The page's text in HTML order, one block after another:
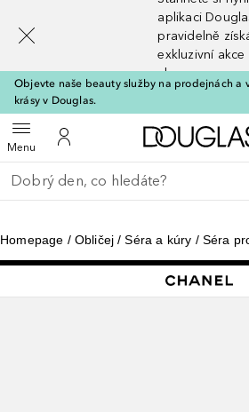
aplikaci
pravidelně
exkluzivní akce
slevy
Objevte naše beauty služby na prodejnách a
krásy v Douglas.
MenuOtevřít menuK mému účtu
Vraťte se
Proveďte vyhledávání
Homepage Obličej Séra a kúry Séra
[navigation.slideout.screenreader]